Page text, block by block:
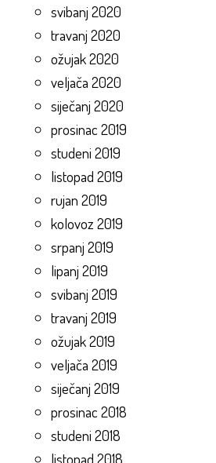
svibanj 2020
travanj 2020
ožujak 2020
veljača 2020
siječanj 2020
prosinac 2019
studeni 2019
listopad 2019
rujan 2019
kolovoz 2019
srpanj 2019
lipanj 2019
svibanj 2019
travanj 2019
ožujak 2019
veljača 2019
siječanj 2019
prosinac 2018
studeni 2018
listopad 2018